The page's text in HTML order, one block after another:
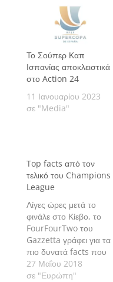
Το Σούπερ Καπ
Ισπανίας αποκλειστικά
στο Action 24
11 Ιανουαρίου 2023
σε "Media"
Top facts από τον
τελικό του Champions
League
Λίγες ώρες μετά το
φινάλε στο Κίεβο, το
FourFourTwo του
Gazzetta γράφει για τα
πιο δυνατά facts που
προέκυψαν από τη
μάχη της Ρεάλ
27 Μαΐου 2018
σε "Ευρώπη"